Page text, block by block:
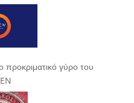
γύρο του